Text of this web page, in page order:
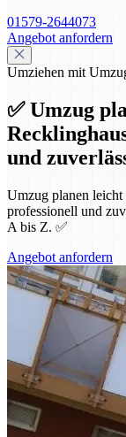
01579-2644073
Angebot anfordern
Umziehen mit
✅ Umzug
und
Umzug planen
professionell und
A bis Z. ✅
Angebot anfordern